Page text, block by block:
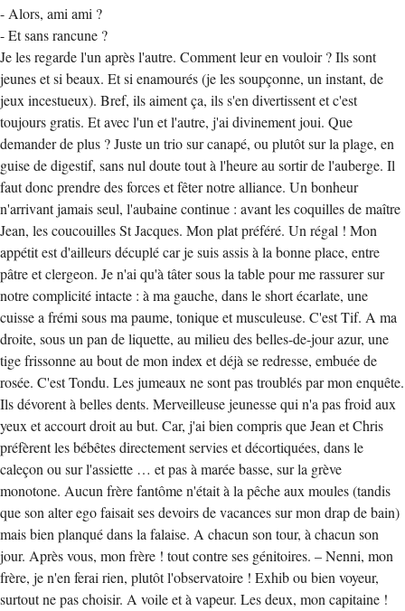
- Alors, ami ami ?
- Et sans rancune ?
Je les regarde l'un après l'autre. Comment leur en vouloir ? Ils sont
jeunes et si beaux. Et si enamourés (je les soupçonne, un instant, de
jeux incestueux). Bref, ils aiment ça, ils s'en divertissent et c'est
toujours gratis. Et avec l'un et l'autre, j'ai divinement joui. Que
demander de plus ? Juste un trio sur canapé, ou plutôt sur la plage, en
guise de digestif, sans nul doute tout à l'heure au sortir de l'auberge. Il
faut donc prendre des forces et fêter notre alliance. Un bonheur
n'arrivant jamais seul, l'aubaine continue : avant les coquilles de maître
Jean, les coucouilles St Jacques. Mon plat préféré. Un régal ! Mon
appétit est d'ailleurs décuplé car je suis assis à la bonne place, entre
pâtre et clergeon. Je n'ai qu'à tâter sous la table pour me rassurer sur
notre complicité intacte : à ma gauche, dans le short écarlate, une
cuisse a frémi sous ma paume, tonique et musculeuse. C'est Tif. A ma
droite, sous un pan de liquette, au milieu des belles-de-jour azur, une
tige frissonne au bout de mon index et déjà se redresse, embuée de
rosée. C'est Tondu. Les jumeaux ne sont pas troublés par mon enquête.
Ils dévorent à belles dents. Merveilleuse jeunesse qui n'a pas froid aux
yeux et accourt droit au but. Car, j'ai bien compris que Jean et Chris
préfèrent les bébêtes directement servies et décortiquées, dans le
caleçon ou sur l'assiette … et pas à marée basse, sur la grève
monotone. Aucun frère fantôme n'était à la pêche aux moules (tandis
que son alter ego faisait ses devoirs de vacances sur mon drap de bain)
mais bien planqué dans la falaise. A chacun son tour, à chacun son
jour. Après vous, mon frère ! tout contre ses génitoires. – Nenni, mon
frère, je n'en ferai rien, plutôt l'observatoire ! Exhib ou bien voyeur,
surtout ne pas choisir. A voile et à vapeur. Les deux, mon capitaine !